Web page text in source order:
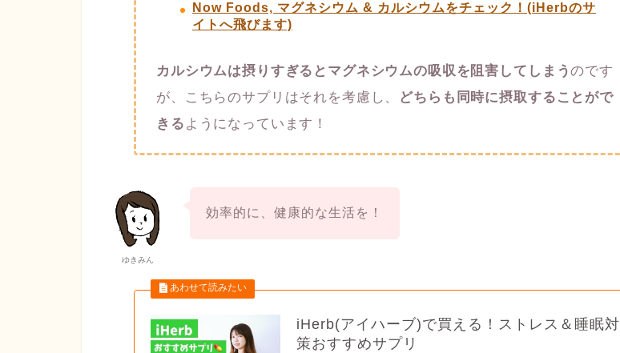
Now Foods, マグネシウム & カルシウムをチェック！(iHerbのサ
イトへ飛びます)
カルシウムは摂りすぎるとマグネシウムの吸収を阻害してしまうのです
が、こちらのサプリはそれを考慮し、 どちらも同時に摂取することがで
きる ようになっています！
ゆきみん
効率的に、健康的な生活を！
iHerb(アイハーブ)で買える！ストレス＆睡眠対
策おすすめサプリ